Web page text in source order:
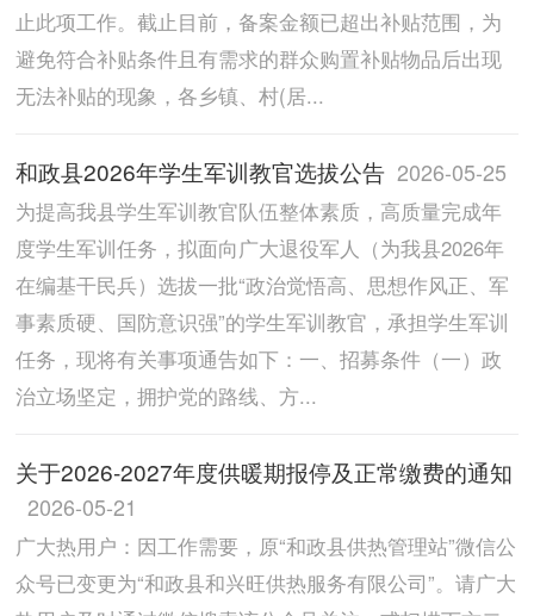
止此项工作。截止目前，备案金额已超出补贴范围，为
避免符合补贴条件且有需求的群众购置补贴物品后出现
无法补贴的现象，各乡镇、村(居...
和政县2026年学生军训教官选拔公告 2026-05-25
为提高我县学生军训教官队伍整体素质，高质量完成年
度学生军训任务，拟面向广大退役军人（为我县2026年
在编基干民兵）选拔一批“政治觉悟高、思想作风正、军
事素质硬、国防意识强”的学生军训教官，承担学生军训
任务，现将有关事项通告如下：一、招募条件（一）政
治立场坚定，拥护党的路线、方...
关于2026-2027年度供暖期报停及正常缴费的通知
2026-05-21
广大热用户：因工作需要，原“和政县供热管理站”微信公
众号已变更为“和政县和兴旺供热服务有限公司”。请广大